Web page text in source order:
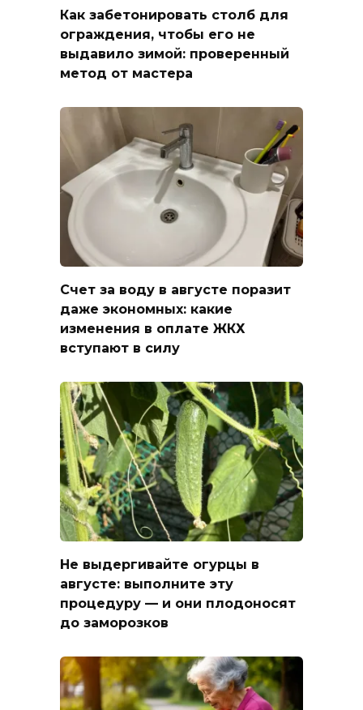
Как забетонировать столб для
ограждения, чтобы его не
выдавило зимой: проверенный
метод от мастера
Счет за воду в августе поразит
даже экономных: какие
изменения в оплате ЖКХ
вступают в силу
Не выдергивайте огурцы в
августе: выполните эту
процедуру — и они плодоносят
до заморозков